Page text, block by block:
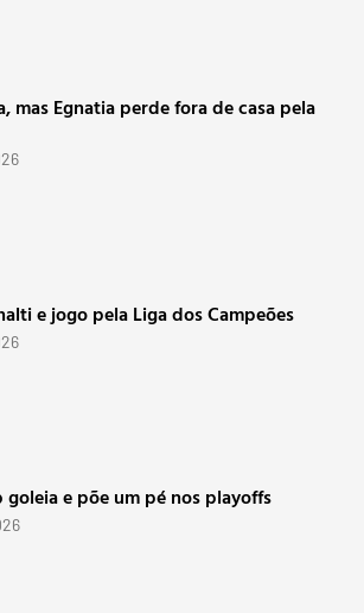
mas Egnatia perde fora de casa pela
e jogo pela Liga dos Campeões
goleia e põe um pé nos playoffs